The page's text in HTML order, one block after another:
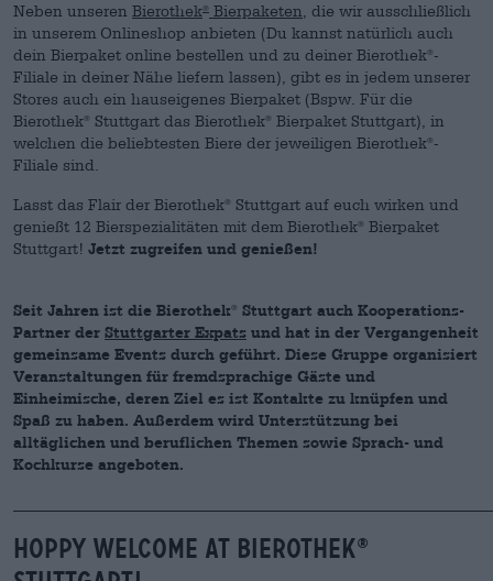
Neben unseren Bierothek® Bierpaketen
, die wir ausschließlich
in unserem Onlineshop anbieten (Du kannst natürlich auch
dein Bierpaket online bestellen und zu deiner Bierothek® -
Filiale in deiner Nähe liefern lassen), gibt es in jedem unserer
Stores auch ein hauseigenes Bierpaket (Bspw. Für die
Bierothek® Stuttgart das Bierothek®
Bierpaket Stuttgart), in
welchen die beliebtesten Biere der jeweiligen Bierothek® -
Filiale sind.
Lasst das Flair der Bierothek®
Stuttgart auf euch wirken und
genießt 12 Bierspezialitäten mit dem Bierothek®
Bierpaket
Stuttgart! Jetzt zugreifen und genießen!
Seit Jahren ist die Bierothek ® Stuttgart auch Kooperations-
Partner der Stuttgarter Expats und hat in der Vergangenheit
gemeinsame Events durch geführt. Diese Gruppe organisiert
Veranstaltungen für fremdsprachige Gäste und
Einheimische, deren Ziel es ist Kontakte zu knüpfen und
Spaß zu haben. Außerdem wird Unterstützung bei
alltäglichen und beruflichen Themen sowie Sprach- und
Kochkurse angeboten.
Hoppy welcome at Bierothek®